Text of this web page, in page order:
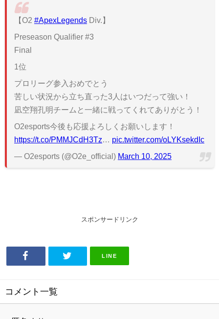
【O2 #ApexLegends Div.】
Preseason Qualifier #3
Final
1位
プロリーグ参入おめでとう
苦しい状況から立ち直った3人はいつだって強い！
凪空翔孔明チームと一緒に戦ってくれてありがとう！
O2esports今後も応援よろしくお願いします！
https://t.co/PMMJCdH3Tz… pic.twitter.com/oLYKsekdIc
— O2esports (@O2e_official) March 10, 2025
スポンサードリンク
LINE
コメント一覧